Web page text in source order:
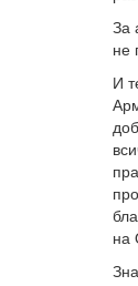
За
не
И
на